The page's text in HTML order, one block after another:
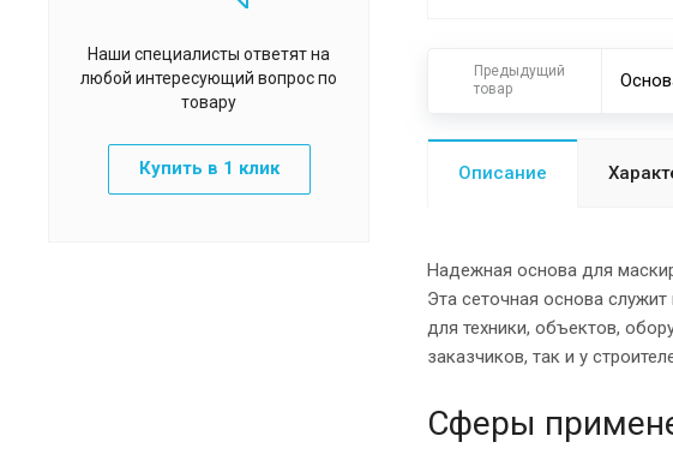
Предыдущий
товар
Описание
Надежная основа для
Эта сеточная основа
для техники, объектов,
заказчиков, так и у
Сферы
Наши специалисты ответят на
любой интересующий вопрос по
товару
Купить в 1 клик